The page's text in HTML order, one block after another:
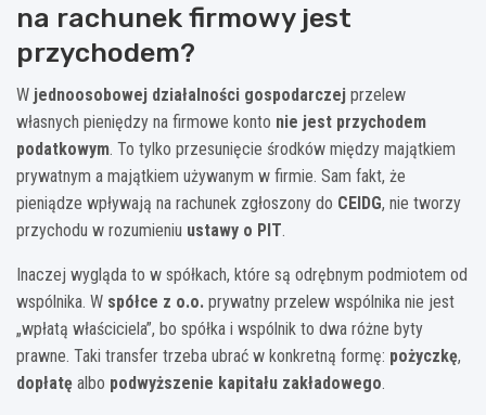
na rachunek firmowy jest
przychodem?
W jednoosobowej działalności gospodarczej przelew
własnych pieniędzy na firmowe konto nie jest przychodem
podatkowym. To tylko przesunięcie środków między majątkiem
prywatnym a majątkiem używanym w firmie. Sam fakt, że
pieniądze wpływają na rachunek zgłoszony do CEIDG, nie tworzy
przychodu w rozumieniu ustawy o PIT.
Inaczej wygląda to w spółkach, które są odrębnym podmiotem od
wspólnika. W spółce z o.o. prywatny przelew wspólnika nie jest
„wpłatą właściciela”, bo spółka i wspólnik to dwa różne byty
prawne. Taki transfer trzeba ubrać w konkretną formę: pożyczkę,
dopłatę albo podwyższenie kapitału zakładowego.